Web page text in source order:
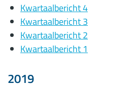
Kwartaalbericht 4
Kwartaalbericht 3
Kwartaalbericht 2
Kwartaalbericht 1
2019